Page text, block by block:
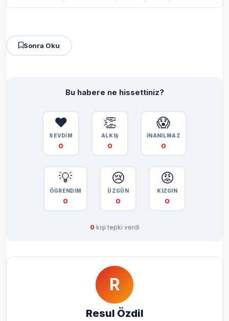
Sonra Oku
Bu habere ne hissettiniz?
❤️
SEVDİM
0
👏
ALKIŞ
0
😱
İNANILMAZ
0
💡
ÖĞRENDİM
0
😢
ÜZGÜN
0
😡
KIZGIN
0
0 kişi tepki verdi
R
Resul Özdil